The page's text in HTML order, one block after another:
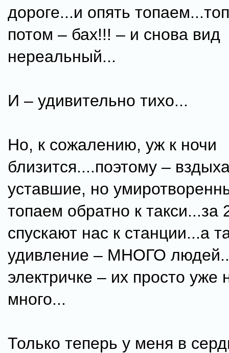
дороге...и опять
потом – бах!!! – и снова вид
нереальный...
И – удивительно тихо...
Но, к сожалению, уж к ночи
близится....поэтому –
уставшие, но
топаем обратно к такси...за
спускают нас к станции...а
удивление – МНОГО
электричке – их просто уже
много...
Только теперь у меня в